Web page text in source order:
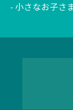
小さなお子さ